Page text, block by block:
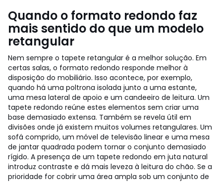
Quando o formato redondo faz
mais sentido do que um modelo
retangular
Nem sempre o tapete retangular é a melhor solução. Em
certas salas, o formato redondo responde melhor à
disposição do mobiliário. Isso acontece, por exemplo,
quando há uma poltrona isolada junto a uma estante,
uma mesa lateral de apoio e um candeeiro de leitura. Um
tapete redondo reúne estes elementos sem criar uma
base demasiado extensa. Também se revela útil em
divisões onde já existem muitos volumes retangulares. Um
sofá comprido, um móvel de televisão linear e uma mesa
de jantar quadrada podem tornar o conjunto demasiado
rígido. A presença de um tapete redondo em juta natural
introduz contraste e dá mais leveza à leitura do chão. Se a
prioridade for cobrir uma área ampla sob um conjunto de